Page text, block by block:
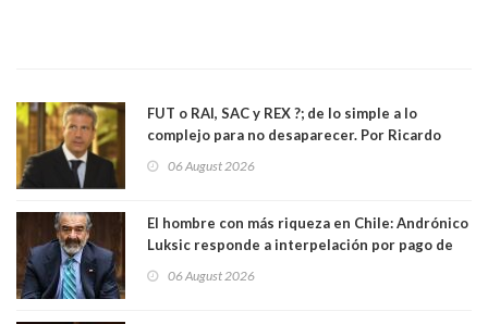
FUT o RAI, SAC y REX ?; de lo simple a lo
complejo para no desaparecer. Por Ricardo
06 August 2026
El hombre con más riqueza en Chile: Andrónico
Luksic responde a interpelación por pago de
día que me muera”
06 August 2026